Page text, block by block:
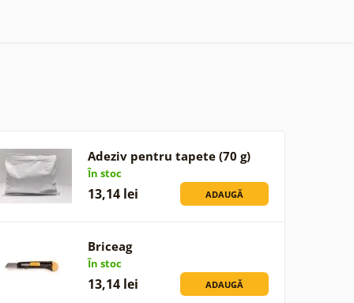
Adeziv pentru tapete (70 g)
În stoc
13,14 lei ADAUGĂ
Briceag
În stoc
13,14 lei ADAUGĂ